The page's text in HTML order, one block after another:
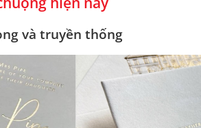
và truyền thống